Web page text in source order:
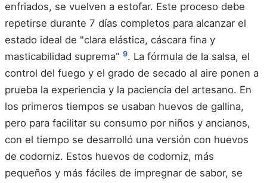
enfriados, se vuelven a estofar. Este proceso debe
repetirse durante 7 días completos para alcanzar el
estado ideal de "clara elástica, cáscara fina y
masticabilidad suprema" 9. La fórmula de la salsa, el
control del fuego y el grado de secado al aire ponen a
prueba la experiencia y la paciencia del artesano. En
los primeros tiempos se usaban huevos de gallina,
pero para facilitar su consumo por niños y ancianos,
con el tiempo se desarrolló una versión con huevos
de codorniz. Estos huevos de codorniz, más
pequeños y más fáciles de impregnar de sabor, se